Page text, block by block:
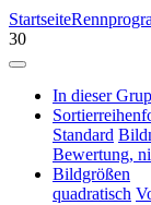
Startseite
30
In dieser
Standard
Bewertung,
Bildgrößen
quadratisch